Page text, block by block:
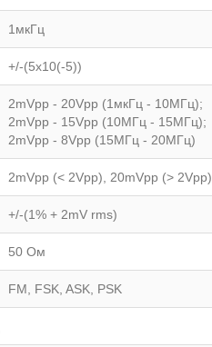
1мкГц
+/-(5x10(-5))
2mVpp - 20Vpp (1мкГц - 10МГц);
2mVpp - 15Vpp (10МГц - 15МГц);
2mVpp - 8Vpp (15МГц - 20МГц)
2mVpp (< 2Vpp), 20mVpp (> 2Vpp)
+/-(1% + 2mV rms)
50 Ом
FM, FSK, ASK, PSK